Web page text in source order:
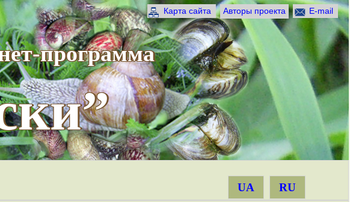
Карта сайта Авторы проекта E-mail
программа
UA RU